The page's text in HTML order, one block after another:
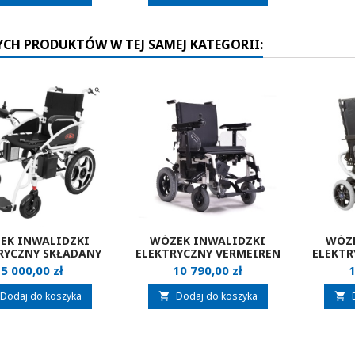
PRODUKTÓW W TEJ SAMEJ KATEGORII:
INWALIDZKI
SKŁADANY
AT52304
Cena
5 000,00 zł
Dodaj do koszyka
WÓZEK INWALIDZKI
ELEKTRYCZNY VERMEIREN
EXPRESS
Cena
10 790,00 zł
 Dodaj do koszyka 